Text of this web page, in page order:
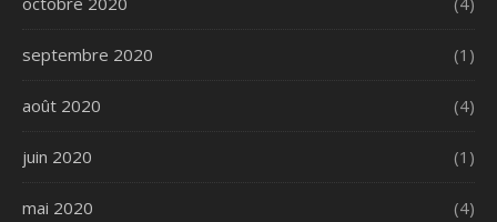
septembre 2020 (1)
août 2020 (4)
juin 2020 (1)
mai 2020 (4)